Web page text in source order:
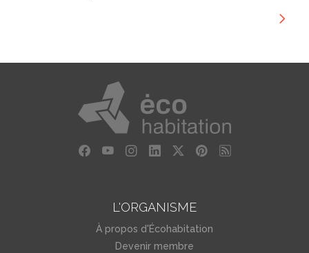
L'ORGANISME
À propos d'Écohabitation
Devenir membre